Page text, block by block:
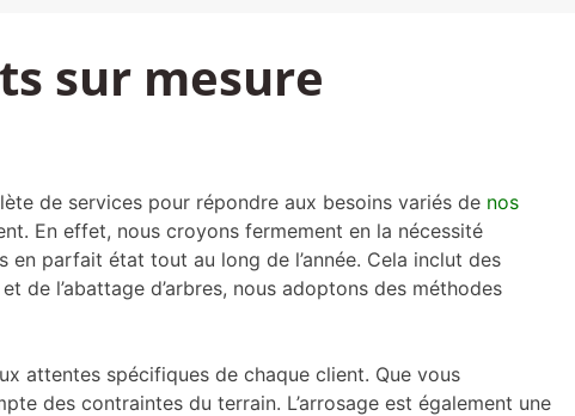
sur mesure
de services pour répondre aux besoins variés de nos
En effet, nous croyons fermement en la nécessité
en parfait état tout au long de l’année. Cela inclut des
de l’abattage d’arbres, nous adoptons des méthodes
attentes spécifiques de chaque client. Que vous
des contraintes du terrain. L’arrosage est également une